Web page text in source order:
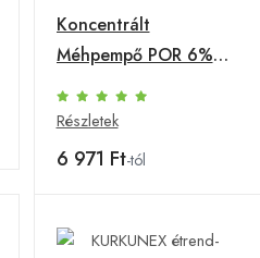
Koncentrált
Méhpempő POR 6%
10-HDA tartalommal,
20g
Részletek
6 971 Ft-tól